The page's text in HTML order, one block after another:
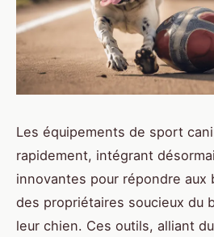
Les équipements de sport
rapidement, intégrant
innovantes pour répondre aux
des propriétaires soucieux du
leur chien. Ces outils, alliant